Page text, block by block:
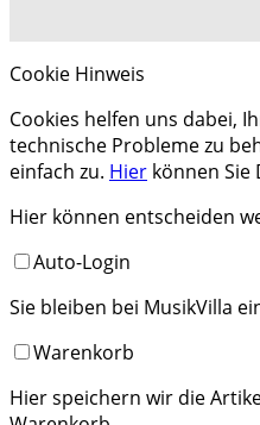
Cookie Hinweis
Cookies helfen uns dabei,
technische Probleme zu
einfach zu. Hier können Sie
Hier können entscheiden
Auto-Login
Sie bleiben bei MusikVilla
Warenkorb
Hier speichern wir die